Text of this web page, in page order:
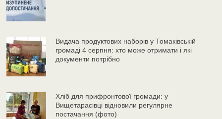
Видача продуктових наборів у Томаківській
громаді 4 серпня: хто може отримати і які
документи потрібно
Хліб для прифронтової громади: у
Вищетарасівці відновили регулярне
постачання (фото)